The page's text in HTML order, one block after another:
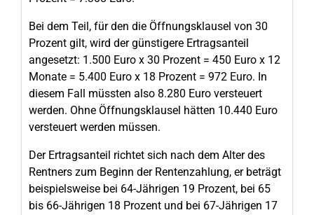
Bei dem Teil, für den die Öffnungsklausel von 30
Prozent gilt, wird der günstigere Ertragsanteil
angesetzt: 1.500 Euro x 30 Prozent = 450 Euro x 12
Monate = 5.400 Euro x 18 Prozent = 972 Euro. In
diesem Fall müssten also 8.280 Euro versteuert
werden. Ohne Öffnungsklausel hätten 10.440 Euro
versteuert werden müssen.
Der Ertragsanteil richtet sich nach dem Alter des
Rentners zum Beginn der Rentenzahlung, er beträgt
beispielsweise bei 64-Jährigen 19 Prozent, bei 65
bis 66-Jährigen 18 Prozent und bei 67-Jährigen 17